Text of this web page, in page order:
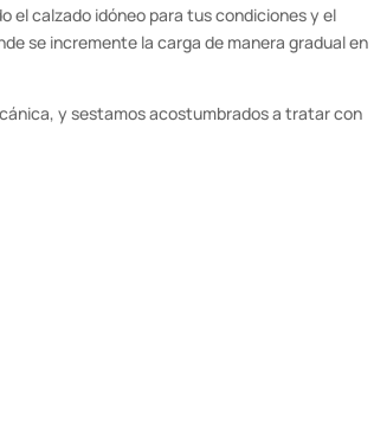
el calzado idóneo para tus condiciones y el
se incremente la carga de manera gradual en
y sestamos acostumbrados a tratar con